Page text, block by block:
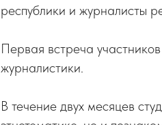
республики и журналисты
Первая встреча
журналистики.
В течение двух месяцев